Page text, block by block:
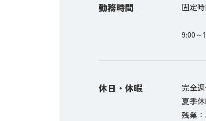
勤務時間 固定
9:00～
休日・休暇
完全
夏季
残業